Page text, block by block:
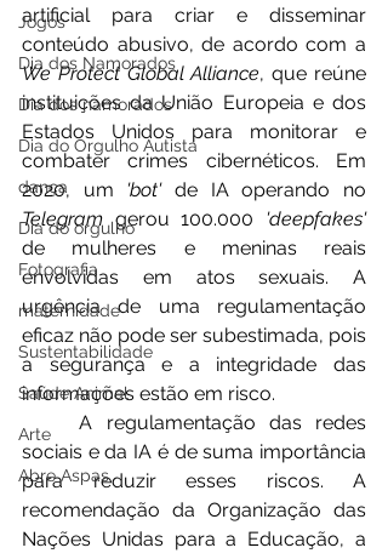
Jogos
Dia dos Namorados
Dia dos namorados
Dia do Orgulho Autista
dança
Dia do orgulho
Fotografia
maternidade
Sustentabilidade
Saúde Animal
Arte
Abre Aspas
artificial para criar e disseminar
We Protect Global Alliance, que reúne
instituições da União Europeia e dos
Estados Unidos para monitorar e
combater crimes cibernéticos. Em
2020, um 'bot'
Telegram gerou 100.000
'deepfakes'
de mulheres e meninas reais
envolvidas em atos sexuais. A
urgência de uma regulamentação
eficaz não pode ser subestimada, pois
a segurança e a integridade das
informações estão em risco.
	A regulamentação das redes
sociais e da IA é de suma importância
para reduzir esses riscos. A
recomendação da Organização das
Nações Unidas para a Educação, a